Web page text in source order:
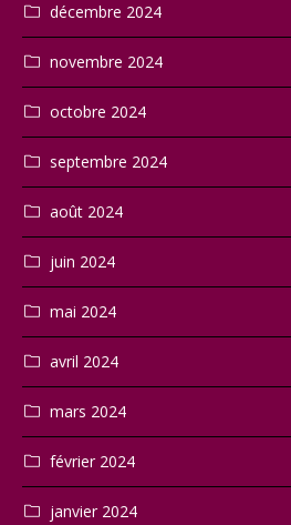
décembre 2024
novembre 2024
octobre 2024
septembre 2024
août 2024
juin 2024
mai 2024
avril 2024
mars 2024
février 2024
janvier 2024